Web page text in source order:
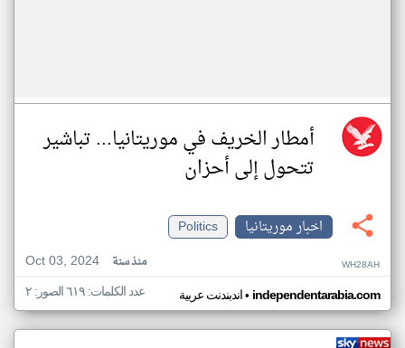
أمطار الخريف في موريتانيا... تباشير
تتحول إلى أحزان
اخبار موريتانيا
Politics
Oct 03, 2024
منذ سنة WH28AH
اندبندنت عربية• independentarabia.com عدد الكلمات: ٦١٩ الصور: ٢